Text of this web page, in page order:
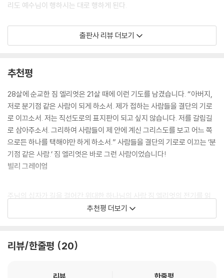
리도 예수님이 행하시는 대로 행하게 된다.
짐의 목표는 하나님을 아는 것이었다. 그의 길은 순종이었다. 순종은 그의
목표를 이룰 수 있는 유일한 길이었다. 짐의 결말을 특별한 죽음이라고 칭
함께 죽은 이들을 영웅으로, 순교자로 칭송했다. 나는 찬동하지 않는다. 본
인들도 찬동하지 않을 것이다. 그리스도를 위해 사는 것과 그리스도를 위
해 죽는 것이 그토록 크게 다른 일이란 말인가? 후자는 전자의 논리적 귀결
이 아닌가? 하나님을 위한 삶은 그 자체가 사도 바울의 말대로 ‘날마다’ 죽
는 것이다. 그리스도를 얻기 위해 모든 것을 잃는 것이다. 그렇게 우리 목숨
을 버릴 때 우리는 그것을 도로 얻는다.
나는 짐 엘리엇이 그런 이들 중 하나였다고 믿는다. 그의 편지와 일기가 내
의 이야기다. 그것은 실화다.” _엘리자베스 엘리엇
＊표지 사진은 에콰도르 안데스 산맥의 한 봉우리인 피친차 산에서 눈 덮
습이다. 이 사진은 엘리자베스 엘리엇이 평생 소중하게 보관하던 것으로,
출판사 리뷰 더보기
추천평
28살에 순교한 짐 엘리엇은 21살 때에 이런 기도를 남겼습니다. “아버지,
저로 분기점 같은 사람이 되게 하소서. 제가 접하는 사람들을 결단의 기로
로 이끄소서. 저는 직선도로의 표지판이 되고 싶지 않습니다. 저를 갈림길
로 삼아주소서. 그리하여 사람들이 제 안에 계신 그리스도를 보고 어느 쪽
으로든 하나를 택해야만 하게 하소서.” 사람들을 결단의 기로로 이끄는 ‘분
기점 같은 사람.’ 짐 엘리엇은 바로 그런 사람이었습니다!
빌리 그레이엄
주님의 십자가 길을 걸어간 위대한 하나님의 사람 짐 엘리엇의 전기를 읽
고 얼마나 큰 감동을 받았는지 모릅니다. 십자가를 가까이 하려고 몸부림
친 이 사람을 닮기 위해 노력하십시오. 그러면 내 자신이 얼마나 변질된 속
라보며 주님 앞으로 달려가야 합니다.
추천평 더보기
리뷰/한줄평 20